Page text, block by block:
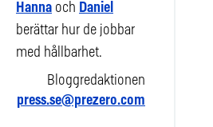
Hanna och Daniel
berättar hur de jobbar
med hållbarhet.
Bloggredaktionen
press.se@prezero.com